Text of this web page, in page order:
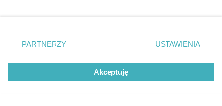
zmienić/wycofać klikając przycisk ustawień prywatności
znajdujący się w lewym dolnym rogu strony
rodzaje przetwarzania danych nie wymagają zgody
użytkownika, ale masz prawo sprzeciwić się takiemu
przetwarzaniu. Preferencje będą miały zastosowanie tylko
PARTNERZY USTAWIENIA
Akceptuję